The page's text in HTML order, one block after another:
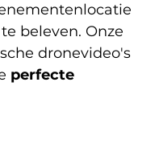
beleven. Onze
dronevideo's
perfecte